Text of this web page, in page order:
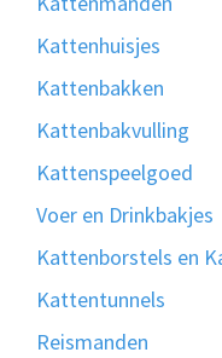
Kattenhuisjes
Kattenbakken
Kattenbakvulling
Kattenspeelgoed
Voer en Drinkbakjes
Kattenborstels en
Kattentunnels
Reismanden